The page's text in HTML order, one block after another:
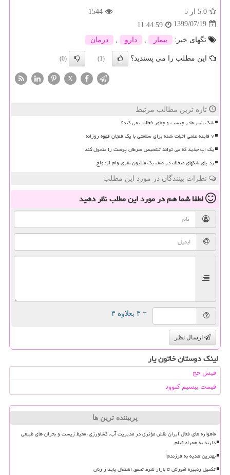
5.0 از 5
1544
1399/07/19
11:44:59
تگهای خبر:
بیمار دارو درمان
این مطلب را می پسندید؟ (1)
(0)
X
تازه ترین مطالب مرتبط
بانک شیر مادر چیست و چطور فعالیت می کند؟
۷ فایده علمی اثبات شده برای سلامتی با یک فنجان قهوه روزانه
یک اپ جدید که می تواند تشخیص سرطان پوست را متحول کند
رد پای بانکهای متخلف در صف یک میلیون نفری وام ازدواج
نظرات بینندگان در مورد این مطلب
لطفا شما همدر مورد این مطلبنظر دهید
= ۳ بعلاوه ۳
ارسال نظر
لینک دوستان خاتون یار
فیش حج
قیمت بیسیم کنوود
پربیننده ترین ها
ماهواره های فعال ایران نقش مؤثری در مدیریت آب، کشاورزی، محیط زیست و بحران های طبیعی
دارند به همراه فیلم
بهترین هدیه به فرزندم!
تکمیل زنجیره آموزش تا بازار شرط تحقق اشتغال پایدار زنان